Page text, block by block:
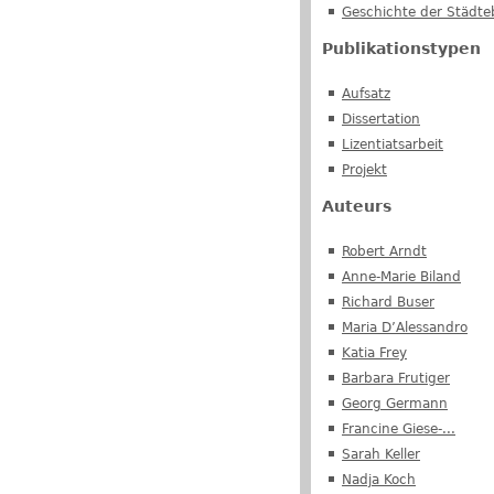
Geschichte der
Publikationstypen
Aufsatz
Dissertation
Lizentiatsarbeit
Projekt
Auteurs
Robert Arndt
Anne-Marie Biland
Richard Buser
Maria D’Alessandro
Katia Frey
Barbara Frutiger
Georg Germann
Francine Giese-...
Sarah Keller
Nadja Koch